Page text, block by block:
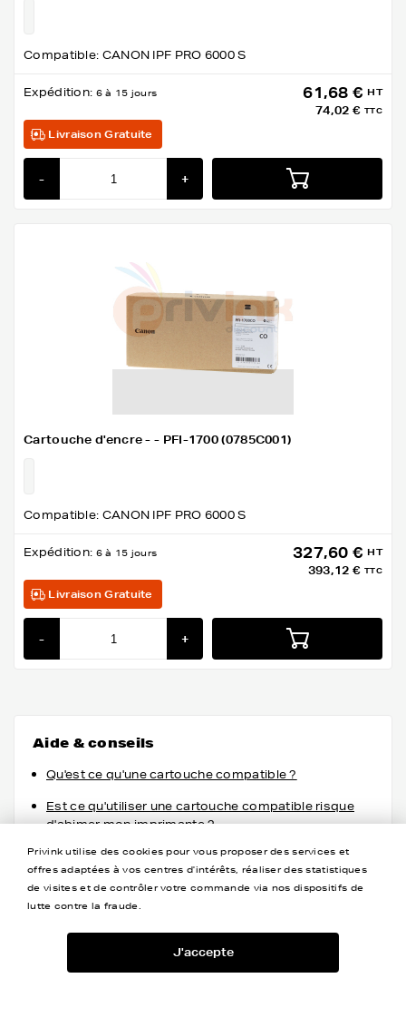
Compatible: CANON IPF PRO 6000 S
Expédition: 6 à 15 jours 61,68 € HT
74,02 € TTC
Livraison Gratuite
- +
Cartouche d'encre - - PFI-1700 (0785C001)
Compatible: CANON IPF PRO 6000 S
Expédition: 6 à 15 jours 327,60 € HT
393,12 € TTC
Livraison Gratuite
- +
Aide & conseils
Qu'est ce qu'une cartouche compatible ?
Est ce qu'utiliser une cartouche compatible risque
d'abimer mon imprimante ?
Utiliser une cartouche compatible annule t'elle ma
garantie ?
Privink utilise des cookies pour vous proposer des services et
offres adaptées à vos centres d'intérêts, réaliser des statistiques
de visites et de contrôler votre commande via nos dispositifs de
lutte contre la fraude.
J'accepte